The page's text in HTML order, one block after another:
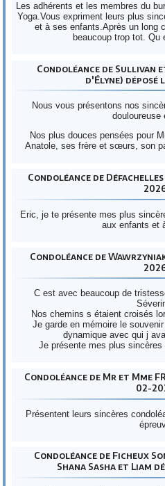
Les adhérents et les membres du
Yoga.Vous expriment leurs plus
et à ses enfants.Après un long
beaucoup trop tot. Qu
Condoléance de Sullivan
d'Élyne) déposé
Nous vous présentons nos
douloureuse
Nos plus douces pensées pour
Anatole, ses frère et sœurs, son
Condoléance de
Eric, je te présente mes plus
aux enfants et
Condoléance de
C est avec beaucoup de
Nos chemins s étaient croisés
Je garde en mémoire le
dynamique avec qui j
Je présente mes plus
Condoléance de Mr et Mme
02-
Présentent leurs sincères
Condoléance de Ficheux
Shana Sasha et Liam